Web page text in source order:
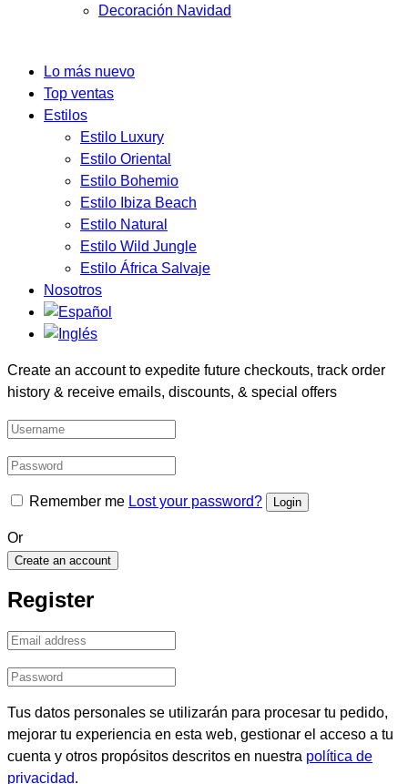
Decoración Navidad
Lo más nuevo
Top ventas
Estilos
Estilo Luxury
Estilo Oriental
Estilo Bohemio
Estilo Ibiza Beach
Estilo Natural
Estilo Wild Jungle
Estilo África Salvaje
Nosotros
Create an account to expedite future checkouts, track order
history & receive emails, discounts, & special offers
Remember me Lost your password?
Or
Create an account
Register
Tus datos personales se utilizarán para procesar tu pedido,
mejorar tu experiencia en esta web, gestionar el acceso a tu
cuenta y otros propósitos descritos en nuestra política de
privacidad.